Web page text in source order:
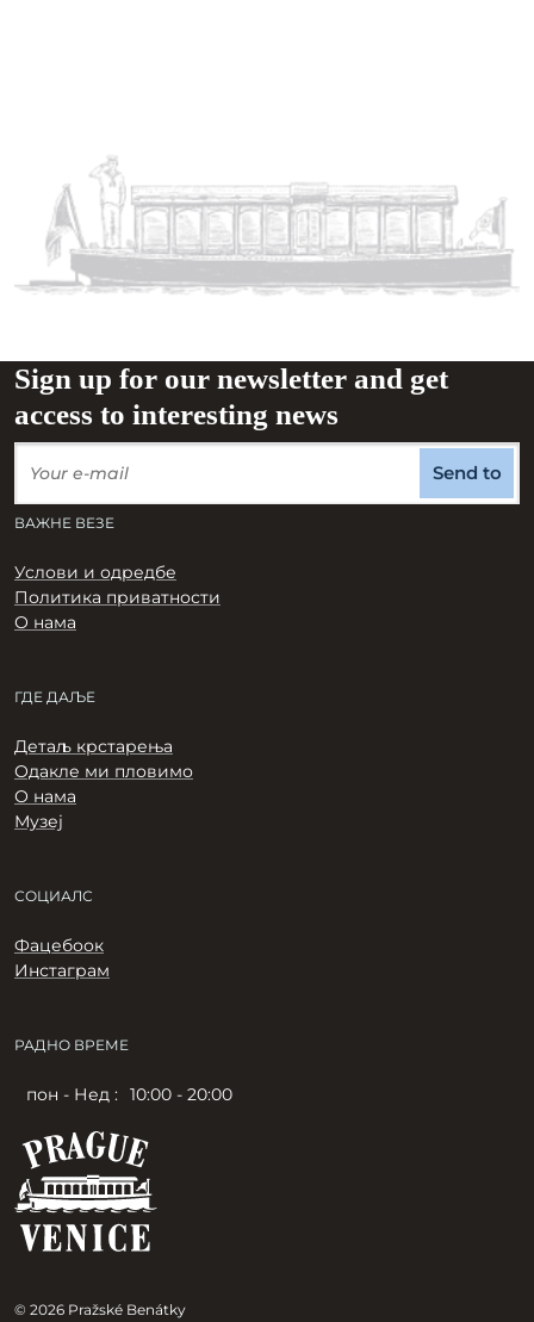
Sign up for our newsletter and get
access to interesting news
Send to
© 2026 Pražské Benátky
ВАЖНЕ ВЕЗЕ
Услови и одредбе
Политика приватности
О нама
ГДЕ ДАЉЕ
Детаљ крстарења
Одакле ми пловимо
О нама
Музеј
СОЦИАЛС
Фацебоок
Инстаграм
РАДНО ВРЕМЕ
пон - Нед : 10:00 - 20:00